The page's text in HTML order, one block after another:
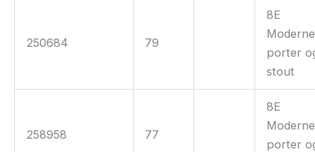
250684 79
8E
Moderne
porter
stout
258958 77
8E
Moderne
porter